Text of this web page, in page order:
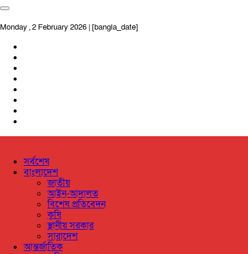
Monday , 2 February 2026 | [bangla_date]
সর্বশেষ
বাংলাদেশ
জাতীয়
আইন-আদালত
বিশেষ প্রতিবেদন
কৃষি
স্থানীয় সরকার
সারাদেশ
আন্তর্জাতিক